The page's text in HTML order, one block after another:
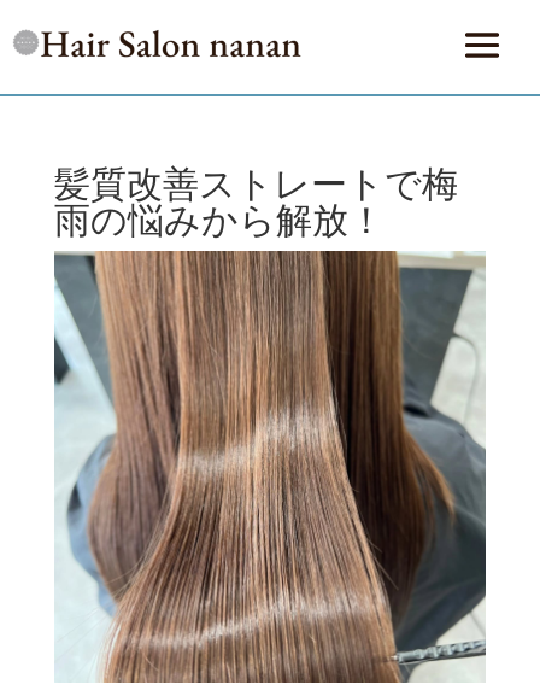
髪質改善ストレートで梅
雨の悩みから解放！